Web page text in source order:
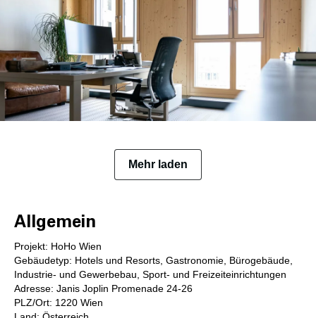
Mehr laden
Allgemein
Projekt: HoHo Wien
Gebäudetyp: Hotels und Resorts, Gastronomie, Bürogebäude,
Industrie- und Gewerbebau, Sport- und Freizeiteinrichtungen
Adresse: Janis Joplin Promenade 24-26
PLZ/Ort: 1220 Wien